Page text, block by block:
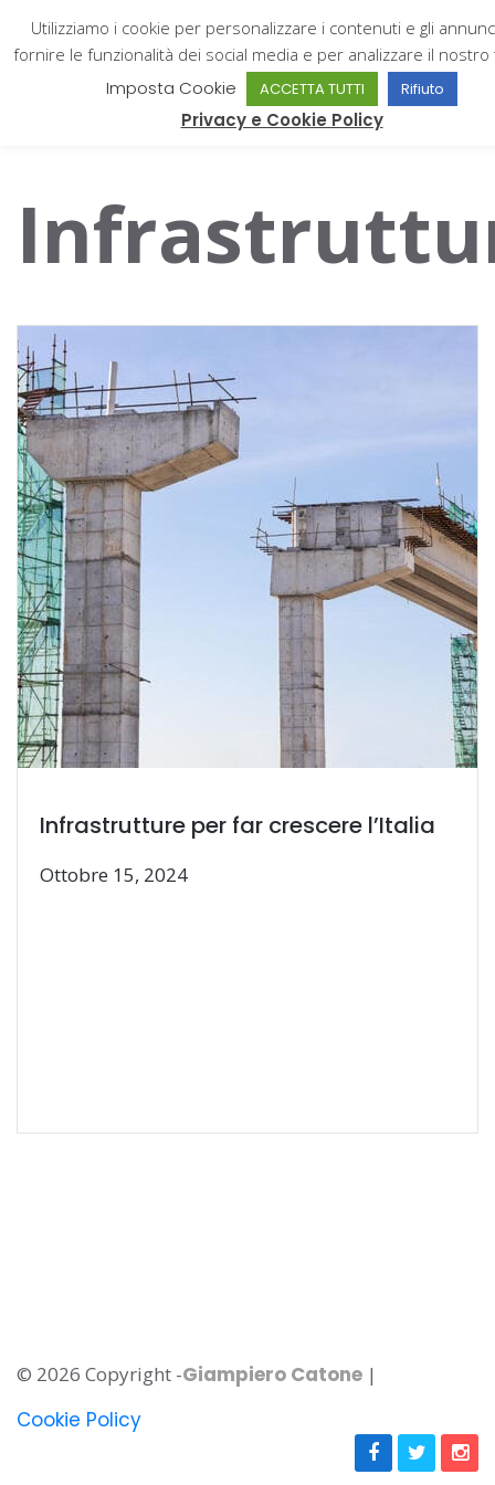
Giampiero Catone
Infrastrutture per far crescere l’Italia
Ottobre 15, 2024
© 2026 Copyright -Giampiero Catone |
Cookie Policy
Utilizziamo i cookie per personalizzare i contenuti e gli
fornire le funzionalità dei social media e per analizzare il nostro
Imposta Cookie ACCETTA TUTTI Rifiuto
Privacy e Cookie Policy